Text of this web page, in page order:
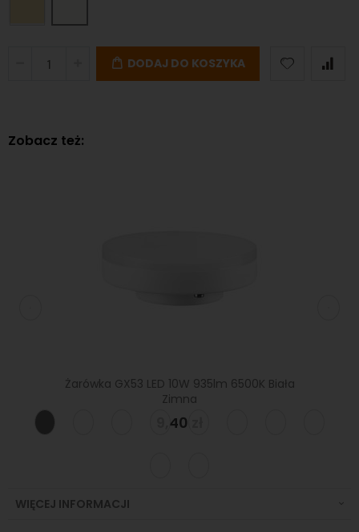
DODAJ DO KOSZYKA
Zobacz też:
Żarówka GX53 LED 10W 935lm 6500K Biała
Zimna
9,40 zł
WIĘCEJ INFORMACJI